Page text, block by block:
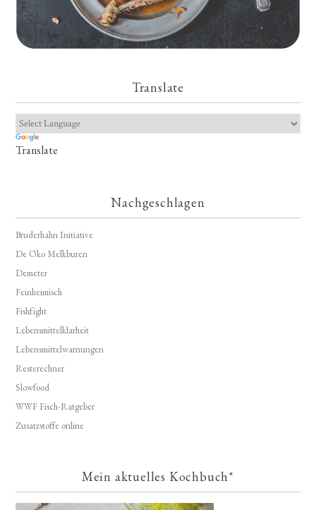
Translate
Translate
Nachgeschlagen
Bruderhahn Initiative
De Öko Melkburen
Demeter
Feinheimisch
Fishfight
Lebensmittelklarheit
Lebensmittelwarnungen
Resterechner
Slowfood
WWF Fisch-Ratgeber
Zusatzstoffe online
Mein aktuelles Kochbuch*